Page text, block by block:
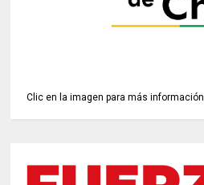
Clic en la imagen para más información